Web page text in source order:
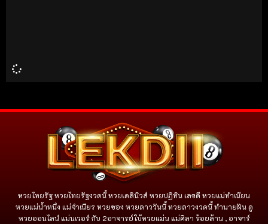
หวยไทยรัฐ หวยไทยรัฐงวดนี้ หวยเดลินิวส์ หวยปฏิทิน เลขดี หวยแม่ทำเนียน
หวยแม่น้ำหนึ่ง แม่จําเนียร หวยซอง หวยลาววันนี้ หวยลาวงวดนี้ ทำนายฝัน ดู
หวยออนไลน์ แม่นเวอร์ กับ 2อาจารย์ใบ้หวยแม่น แม่ศิลา ร้อยล้าน , อาจาร์